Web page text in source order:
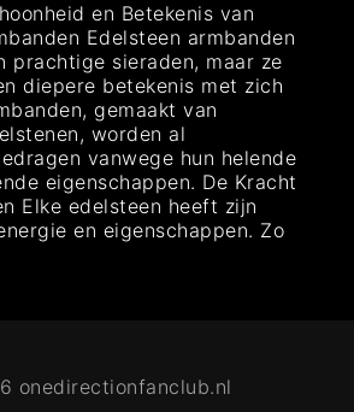
en Betekenis van
Edelsteen armbanden
prachtige sieraden, maar ze
diepere betekenis met zich
gemaakt van
worden al
vanwege hun helende
eigenschappen. De Kracht
Elke edelsteen heeft zijn
en eigenschappen. Zo
onedirectionfanclub.nl